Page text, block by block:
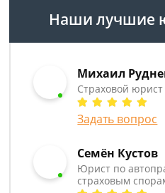
Наши лучшие
Михаил
Страховой юрист
Задать вопрос
Семён Кустов
Юрист по
страховым